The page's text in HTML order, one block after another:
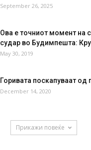
September 26, 2025
Ова е точниот момент на
судар во Будимпешта:
May 30, 2019
Горивата поскапуваат од
December 14, 2020
Прикажи повеќе